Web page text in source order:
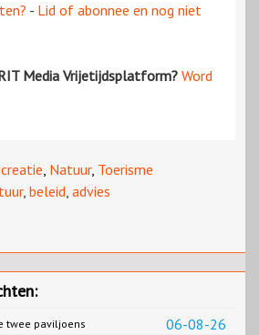
- Lid of abonnee en nog niet
Media Vrijetijdsplatform? Word
, Natuur, Toerisme
, beleid, advies
06-08-26
twee paviljoens